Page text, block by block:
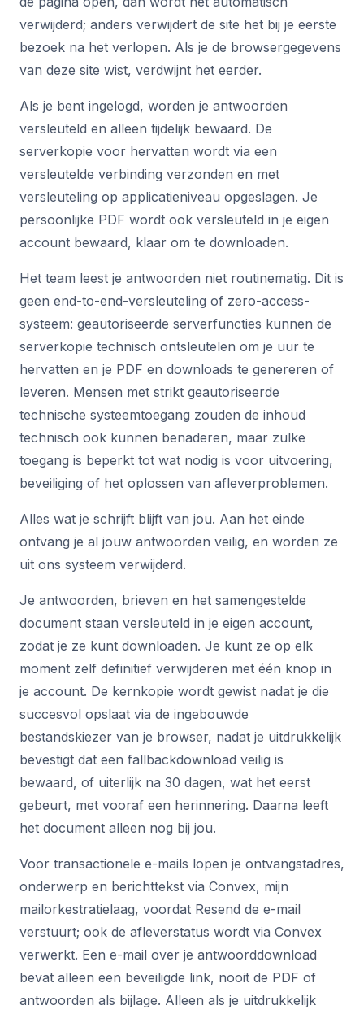
verwijderd; anders verwijdert de site het bij je eerste
bezoek na het verlopen. Als je de browsergegevens
van deze site wist, verdwijnt het eerder.
Als je bent ingelogd, worden je antwoorden
versleuteld en alleen tijdelijk bewaard. De
serverkopie voor hervatten wordt via een
versleutelde verbinding verzonden en met
versleuteling op applicatieniveau opgeslagen. Je
persoonlijke PDF wordt ook versleuteld in je eigen
account bewaard, klaar om te downloaden.
Het team leest je antwoorden niet routinematig. Dit is
geen end-to-end-versleuteling of zero-access-
systeem: geautoriseerde serverfuncties kunnen de
serverkopie technisch ontsleutelen om je uur te
hervatten en je PDF en downloads te genereren of
leveren. Mensen met strikt geautoriseerde
technische systeemtoegang zouden de inhoud
technisch ook kunnen benaderen, maar zulke
toegang is beperkt tot wat nodig is voor uitvoering,
beveiliging of het oplossen van afleverproblemen.
Alles wat je schrijft blijft van jou. Aan het einde
ontvang je al jouw antwoorden veilig, en worden ze
uit ons systeem verwijderd.
Je antwoorden, brieven en het samengestelde
document staan versleuteld in je eigen account,
zodat je ze kunt downloaden. Je kunt ze op elk
moment zelf definitief verwijderen met één knop in
je account. De kernkopie wordt gewist nadat je die
succesvol opslaat via de ingebouwde
bestandskiezer van je browser, nadat je uitdrukkelijk
bevestigt dat een fallbackdownload veilig is
bewaard, of uiterlijk na 30 dagen, wat het eerst
gebeurt, met vooraf een herinnering. Daarna leeft
het document alleen nog bij jou.
Voor transactionele e-mails lopen je ontvangstadres,
onderwerp en berichttekst via Convex, mijn
mailorkestratielaag, voordat Resend de e-mail
verstuurt; ook de afleverstatus wordt via Convex
verwerkt. Een e-mail over je antwoorddownload
bevat alleen een beveiligde link, nooit de PDF of
antwoorden als bijlage. Alleen als je uitdrukkelijk